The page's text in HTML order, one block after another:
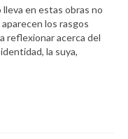
lleva en estas obras no
los rasgos
reflexionar acerca del
la suya,